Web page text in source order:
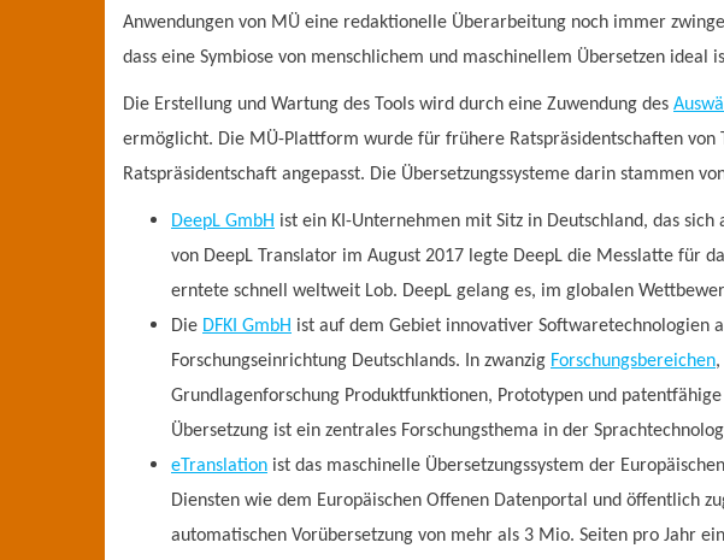
Anwendungen von MÜ eine redaktionelle Überarbeitung noch immer
dass eine Symbiose von menschlichem und maschinellem Übersetzen ideal
Die Erstellung und Wartung des Tools wird durch eine Zuwendung des
ermöglicht. Die MÜ-Plattform wurde für frühere Ratspräsidentschaften
Ratspräsidentschaft angepasst. Die Übersetzungssysteme darin stammen
DeepL GmbH ist ein KI-Unternehmen mit Sitz in Deutschland, das
von DeepL Translator im August 2017 legte DeepL die Messlatte für
erntete schnell weltweit Lob. DeepL gelang es, im globalen
Die DFKI GmbH ist auf dem Gebiet innovativer Softwaretechnologien
Forschungseinrichtung Deutschlands. In zwanzig Forschungsbereichen
Grundlagenforschung Produktfunktionen, Prototypen und
Übersetzung ist ein zentrales Forschungsthema in der
eTranslation ist das maschinelle Übersetzungssystem der
Diensten wie dem Europäischen Offenen Datenportal und öffentlich
automatischen Vorübersetzung von mehr als 3 Mio. Seiten pro Jahr